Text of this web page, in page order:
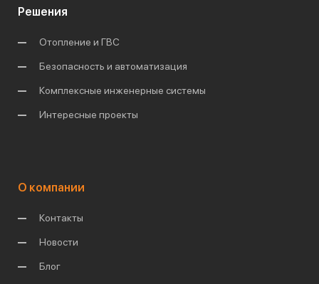
Решения
Отопление и ГВС
Безопасность и автоматизация
Комплексные инженерные системы
Интересные проекты
О компании
Контакты
Новости
Блог